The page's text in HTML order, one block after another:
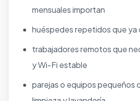
mensuales importan
huéspedes repetidos que ya
trabajadores remotos que
y Wi-Fi estable
parejas o equipos pequeños